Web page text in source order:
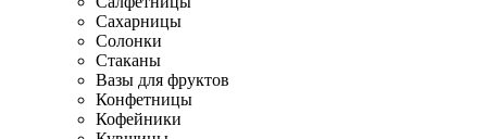
Сахарницы
Солонки
Стаканы
Вазы для фруктов
Конфетницы
Кофейники